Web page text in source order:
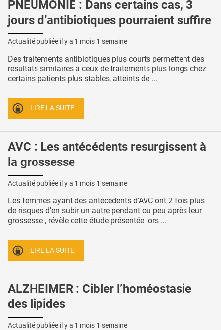
PNEUMONIE : Dans certains cas, 3
jours d’antibiotiques pourraient suffire
Actualité publiée il y a 1 mois 1 semaine
Des traitements antibiotiques plus courts permettent des
résultats similaires à ceux de traitements plus longs chez
certains patients plus stables, atteints de ...
LIRE LA SUITE
AVC : Les antécédents resurgissent à
la grossesse
Actualité publiée il y a 1 mois 1 semaine
Les femmes ayant des antécédents d'AVC ont 2 fois plus
de risques d'en subir un autre pendant ou peu après leur
grossesse , révèle cette étude présentée lors ...
LIRE LA SUITE
ALZHEIMER : Cibler l’homéostasie
des lipides
Actualité publiée il y a 1 mois 1 semaine